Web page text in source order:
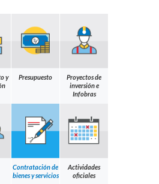
y
Presupuesto
Proyectos de
inversión e
Infobras
Contratación de
bienes y servicios
Actividades
oficiales